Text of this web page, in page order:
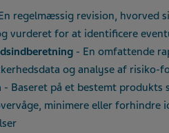
regelmæssig revision, hvorved
vurderet for at identificere
- En omfattende
og analyse af risiko-
- Baseret på et bestemt produkts
minimere eller forhindre